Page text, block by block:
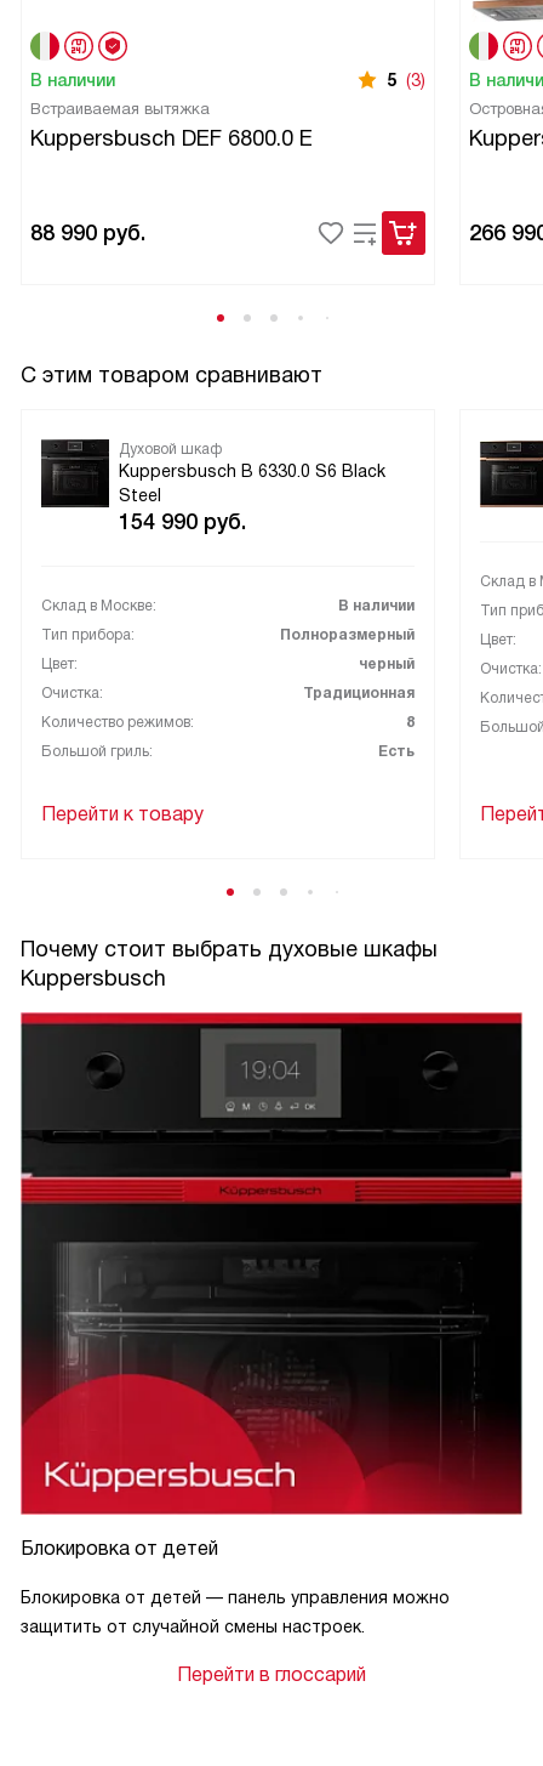
много времени на чистку - достаточно просто включить
эту функцию и духовка сама сделает все за вас.
В общем, я очень доволен своим выбором. Этот прибор
стал настоящим открытием для меня и я с уверенностью
могу рекомендовать его всем, кто ищет надежную и
В наличии 5 (3)
Встраиваемая вытяжка
Kuppersbusch DEF 6800.0 E
88 990 руб.
В
266
С этим товаром сравнивают
Духовой шкаф
Kuppersbusch B 6330.0 S6 Black
Steel
154 990 руб.
Склад в Москве:
В наличии
Тип прибора:
Полноразмерный
Цвет:
черный
Очистка:
Традиционная
Количество режимов:
8
Большой гриль:
Есть
Перейти к товару
Склад в
Тип
Цвет:
Очистка:
Почему стоит выбрать духовые шкафы
Kuppersbusch
Блокировка от детей
Блокировка от детей — панель управления можно
защитить от случайной смены настроек.
Перейти в глоссарий